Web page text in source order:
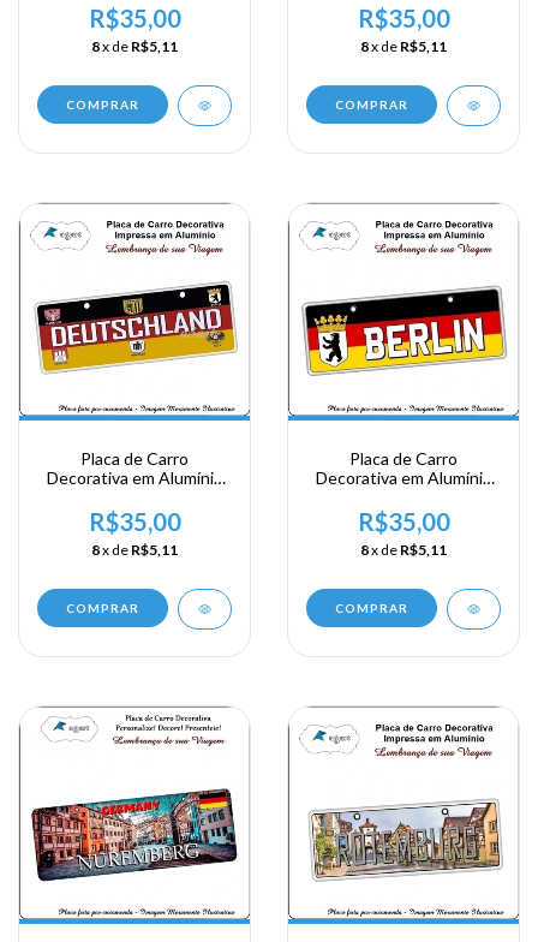
Viagem a Alemanha -
Oktoberfest
R$35,00
8x de R$5,11
COMPRAR
Viagem a Alemanha -
Germany
R$35,00
8x de R$5,11
COMPRAR
Placa de Carro
Decorativa em Alumínio
Viagem a Alemanha -
Deutschland
R$35,00
8x de R$5,11
COMPRAR
Placa de Carro
Decorativa em Alumínio
Viagem a Alemanha -
Berlin
R$35,00
8x de R$5,11
COMPRAR